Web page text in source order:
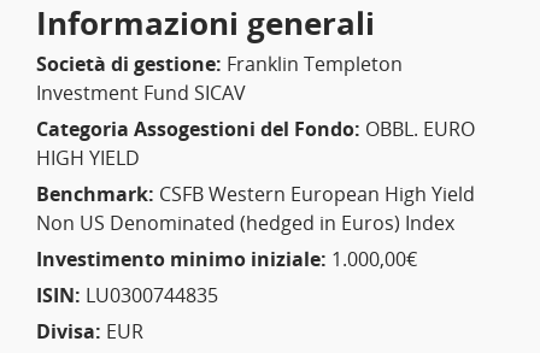
Informazioni generali
Società di gestione: Franklin Templeton
Investment Fund SICAV
Categoria Assogestioni del Fondo: OBBL. EURO
HIGH YIELD
Benchmark: CSFB Western European High Yield
Non US Denominated (hedged in Euros) Index
Investimento minimo iniziale: 1.000,00€
ISIN: LU0300744835
Divisa: EUR